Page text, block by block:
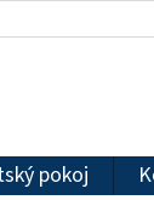
OCHRANY OSOBNÍCH
pokoj